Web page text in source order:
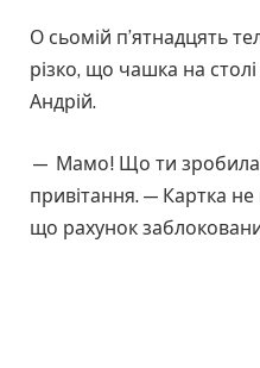
О сьомій п’ятнадцять
різко, що чашка на
Андрій.
— Мамо! Що ти
привітання. — Картка
що рахунок